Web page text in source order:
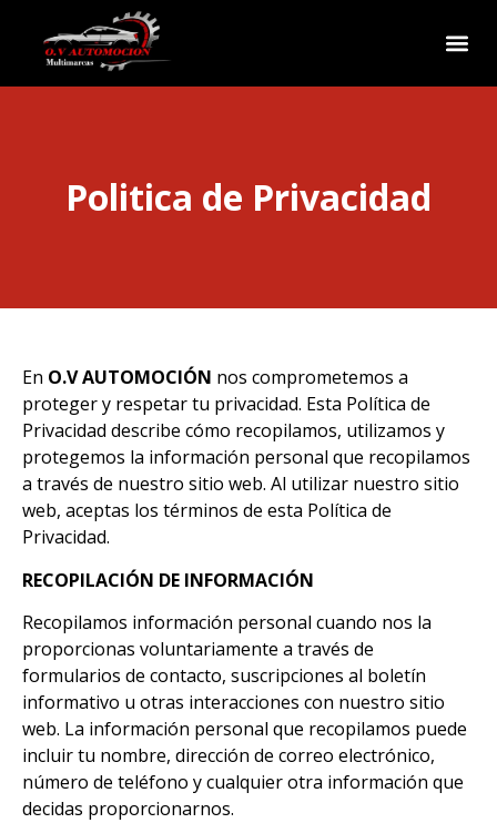
Politica de Privacidad
En O.V AUTOMOCIÓN nos comprometemos a
proteger y respetar tu privacidad. Esta Política de
Privacidad describe cómo recopilamos, utilizamos y
protegemos la información personal que recopilamos
a través de nuestro sitio web. Al utilizar nuestro sitio
web, aceptas los términos de esta Política de
Privacidad.
RECOPILACIÓN DE INFORMACIÓN
Recopilamos información personal cuando nos la
proporcionas voluntariamente a través de
formularios de contacto, suscripciones al boletín
informativo u otras interacciones con nuestro sitio
web. La información personal que recopilamos puede
incluir tu nombre, dirección de correo electrónico,
número de teléfono y cualquier otra información que
decidas proporcionarnos.